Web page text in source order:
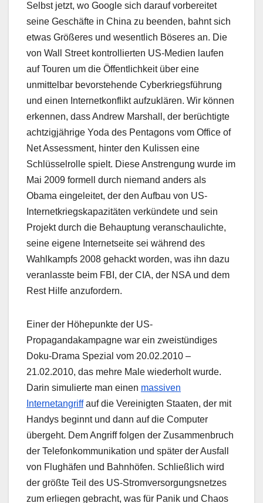
Selbst jetzt, wo Google sich darauf vorbereitet
seine Geschäfte in China zu beenden, bahnt sich
etwas Größeres und wesentlich Böseres an. Die
von Wall Street kontrollierten US-Medien laufen
auf Touren um die Öffentlichkeit über eine
unmittelbar bevorstehende Cyberkriegsführung
und einen Internetkonflikt aufzuklären. Wir können
erkennen, dass Andrew Marshall, der berüchtigte
achtzigjährige Yoda des Pentagons vom Office of
Net Assessment, hinter den Kulissen eine
Schlüsselrolle spielt. Diese Anstrengung wurde im
Mai 2009 formell durch niemand anders als
Obama eingeleitet, der den Aufbau von US-
Internetkriegskapazitäten verkündete und sein
Projekt durch die Behauptung veranschaulichte,
seine eigene Internetseite sei während des
Wahlkampfs 2008 gehackt worden, was ihn dazu
veranlasste beim FBI, der CIA, der NSA und dem
Rest Hilfe anzufordern.
Einer der Höhepunkte der US-
Propagandakampagne war ein zweistündiges
Doku-Drama Spezial vom 20.02.2010 –
21.02.2010, das mehre Male wiederholt wurde.
Darin simulierte man einen massiven
Internetangriffauf die Vereinigten Staaten, der mit
Handys beginnt und dann auf die Computer
übergeht. Dem Angriff folgen der Zusammenbruch
der Telefonkommunikation und später der Ausfall
von Flughäfen und Bahnhöfen. Schließlich wird
der größte Teil des US-Stromversorgungsnetzes
zum erliegen gebracht, was für Panik und Chaos